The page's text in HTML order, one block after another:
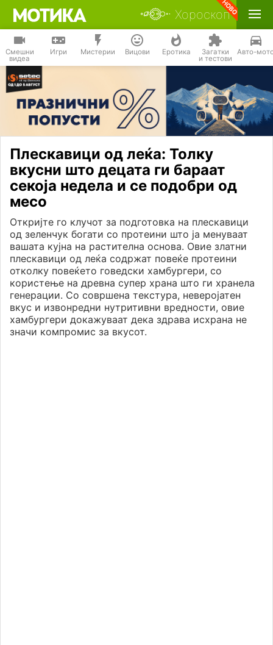
Хороскоп
Смешни
видеа
Игри Мистерии Вицови Еротика Загатки
и тестови
Авто-
Плескавици од леќа: Толку
вкусни што децата ги бараат
секоја недела и се подобри од
месо
Откријте го клучот за подготовка на плескавици
од зеленчук богати со протеини што ја менуваат
вашата кујна на растителна основа. Овие златни
плескавици од леќа содржат повеќе протеини
отколку повеќето говедски хамбургери, со
користење на древна супер храна што ги хранела
генерации. Со совршена текстура, неверојатен
вкус и извонредни нутритивни вредности, овие
хамбургери докажуваат дека здрава исхрана не
значи компромис за вкусот.